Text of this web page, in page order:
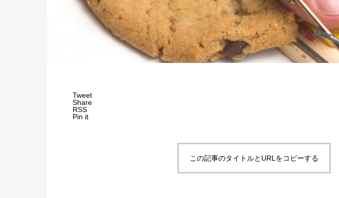
Tweet
Share
RSS
Pin it
この記事のタイトルとURLをコピーする